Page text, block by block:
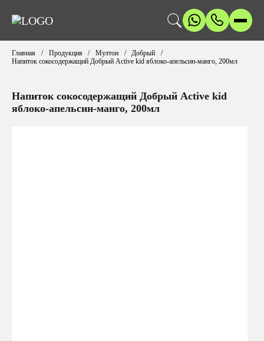
Главная Продукция Мултон
Добрый
Напиток сокосодержащий Добрый Active kid яблоко-апельсин-манго, 200мл
Напиток сокосодержащий Добрый Active kid
яблоко-апельсин-манго, 200мл